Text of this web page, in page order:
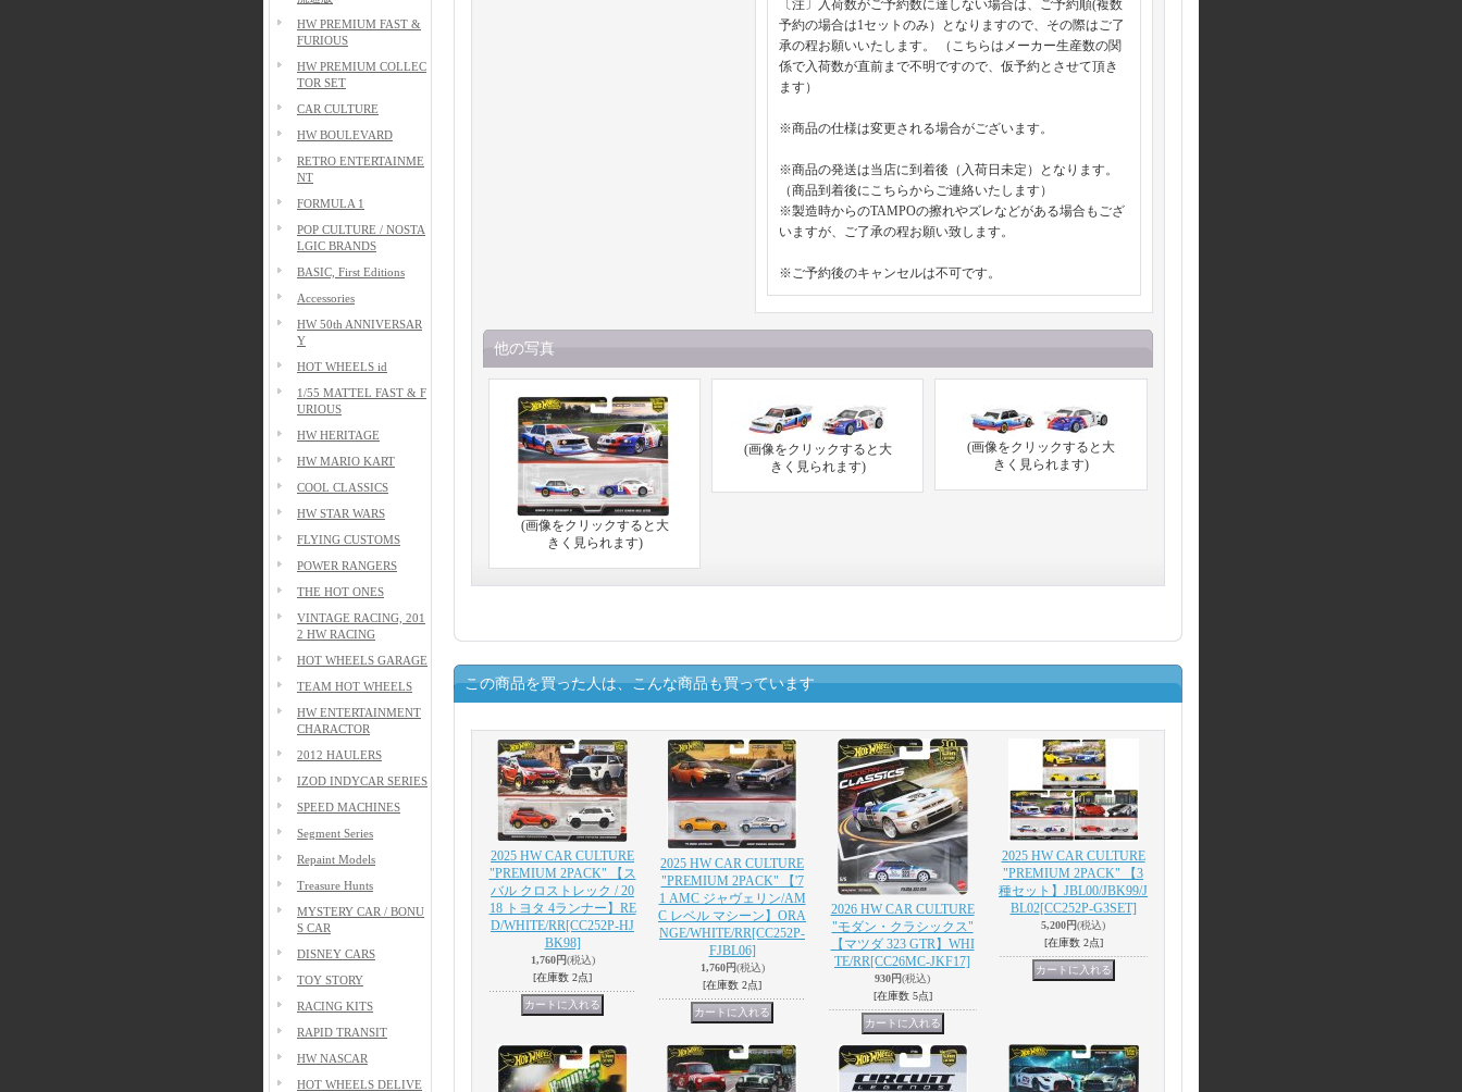
HW PREMIUM FAST &
FURIOUS
HW PREMIUM COLLEC
TOR SET
CAR CULTURE
HW BOULEVARD
RETRO ENTERTAINME
NT
FORMULA 1
POP CULTURE / NOSTA
LGIC BRANDS
BASIC, First Editions
Accessories
HW 50th ANNIVERSAR
Y
HOT WHEELS id
1/55 MATTEL FAST & F
URIOUS
HW HERITAGE
HW MARIO KART
COOL CLASSICS
HW STAR WARS
FLYING CUSTOMS
POWER RANGERS
THE HOT ONES
VINTAGE RACING, 201
2 HW RACING
HOT WHEELS GARAGE
TEAM HOT WHEELS
HW ENTERTAINMENT
CHARACTOR
2012 HAULERS
IZOD INDYCAR SERIES
SPEED MACHINES
Segment Series
Repaint Models
Treasure Hunts
MYSTERY CAR / BONU
S CAR
DISNEY CARS
TOY STORY
RACING KITS
RAPID TRANSIT
HW NASCAR
HOT WHEELS DELIVE
〔注〕入荷数がご予約数に達しない場合は、ご予約順(複数
予約の場合は1セットのみ）となりますので、その際はご了
承の程お願いいたします。 （こちらはメーカー生産数の関
係で入荷数が直前まで不明ですので、仮予約とさせて頂き
ます）
※商品の仕様は変更される場合がございます。
※商品の発送は当店に到着後（入荷日未定）となります。
（商品到着後にこちらからご連絡いたします）
※製造時からのTAMPOの擦れやズレなどがある場合もござ
いますが、ご了承の程お願い致します。
※ご予約後のキャンセルは不可です。
他の写真
(画像をクリックすると大
きく見られます)
(画像をクリックすると大
きく見られます)
(画像をクリックすると大
きく見られます)
この商品を買った人は、こんな商品も買っています
2025 HW CAR CULTURE
"PREMIUM 2PACK" 【ス
バル クロストレック / 20
18 トヨタ 4ランナー】RE
D/WHITE/RR[CC252P-HJ
BK98]
1,760円(税込)
[在庫数 2点]
2025 HW CAR CULTURE
"PREMIUM 2PACK" 【'7
1 AMC ジャヴェリン/AM
C レベル マシーン】ORA
NGE/WHITE/RR[CC252P-
FJBL06]
1,760円(税込)
[在庫数 2点]
2026 HW CAR CULTURE
"モダン・クラシックス"
【マツダ 323 GTR】WHI
TE/RR[CC26MC-JKF17]
930円(税込)
[在庫数 5点]
2025 HW CAR CULTURE
"PREMIUM 2PACK" 【3
種セット】JBL00/JBK99/J
BL02[CC252P-G3SET]
5,200円(税込)
[在庫数 2点]